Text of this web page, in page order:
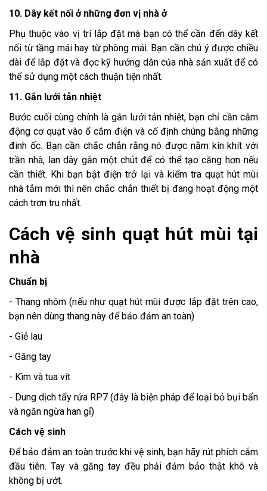
10. Dây kết nối ở những đơn vị nhà ở
Phụ thuộc vào vị trí lắp đặt mà bạn có thể cần đến dây kết
nối từ tầng mái hay từ phòng mái. Bạn cần chú ý được chiều
dài để lắp đặt và đọc kỹ hướng dẫn của nhà sản xuất để có
thể sử dụng một cách thuận tiện nhất.
11. Gắn lưới tản nhiệt
Bước cuối cùng chính là gắn lưới tản nhiệt, bạn chỉ cần cắm
động cơ quạt vào ổ cắm điện và cố định chúng bằng những
đinh ốc. Bạn cần chắc chắn rằng nó được nằm kín khít với
trần nhà, lan dây gắn một chút để có thể tạo căng hơn nếu
cần thiết. Khi bạn bật điện trở lại và kiểm tra quạt hút mùi
nhà tắm mới thì nên chắc chắn thiết bị đang hoạt động một
cách trơn tru nhất.
Cách vệ sinh quạt hút mùi tại
nhà
Chuẩn bị
- Thang nhôm (nếu như quạt hút mùi được lắp đặt trên cao,
bạn nên dùng thang này để bảo đảm an toàn)
- Giẻ lau
- Găng tay
- Kìm và tua vít
- Dung dịch tẩy rửa RP7 (đây là biện pháp để loại bỏ bụi bẩn
và ngăn ngừa han gỉ)
Cách vệ sinh
Để bảo đảm an toàn trước khi vệ sinh, bạn hãy rút phích cắm
đầu tiên. Tay và găng tay đều phải đảm bảo thật khô và
không bị ướt.